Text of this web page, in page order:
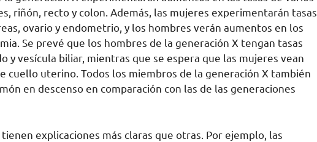
riñón, recto y colon. Además, las mujeres experimentarán tasas
ovario y endometrio, y los hombres verán aumentos en los
Se prevé que los hombres de la generación X tengan tasas
y vesícula biliar, mientras que se espera que las mujeres vean
cuello uterino. Todos los miembros de la generación X también
en descenso en comparación con las de las generaciones
explicaciones más claras que otras. Por ejemplo, las